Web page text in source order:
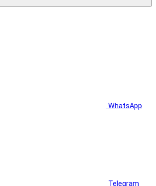
WhatsApp
Telegram